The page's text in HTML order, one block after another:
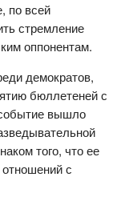
по всей
стремление
оппонентам.
демократов,
бюллетеней с
вышло
того, что ее
с